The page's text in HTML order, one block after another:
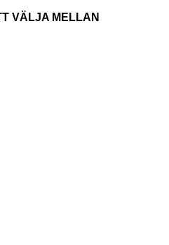
VÄLJA MELLAN